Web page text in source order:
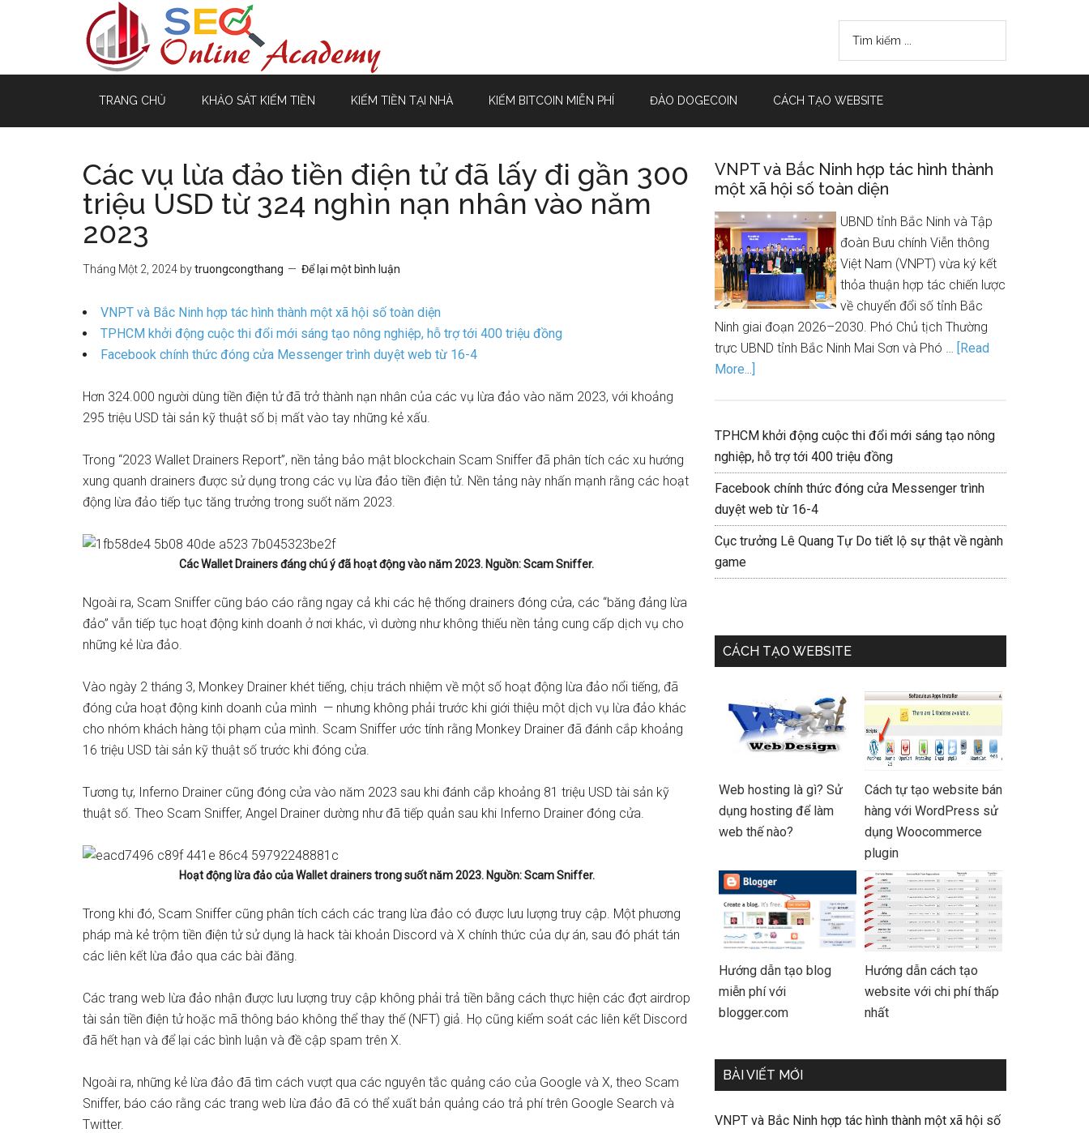
TRANG CHỦ KHẢO SÁT KIẾM TIỀN KIẾM TIỀN TẠI NHÀ KIẾM BITCOIN MIỄN PHÍ ĐÀO DOGECOIN CÁCH TẠO WEBSITE
Các vụ lừa đảo tiền điện tử đã lấy đi gần 300
triệu USD từ 324 nghìn nạn nhân vào năm
2023
Tháng Một 2, 2024 bytruongcongthang Để lại một bình luận
VNPT và Bắc Ninh hợp tác hình thành một xã hội số toàn diện
TPHCM khởi động cuộc thi đổi mới sáng tạo nông nghiệp, hỗ trợ tới 400 triệu đồng
Facebook chính thức đóng cửa Messenger trình duyệt web từ 16-4
Hơn 324.000 người dùng tiền điện tử đã trở thành nạn nhân của các vụ lừa đảo vào năm 2023, với khoảng
295 triệu USD tài sản kỹ thuật số bị mất vào tay những kẻ xấu.
Trong “2023 Wallet Drainers Report”, nền tảng bảo mật blockchain Scam Sniffer đã phân tích các xu hướng
xung quanh drainers được sử dụng trong các vụ lừa đảo tiền điện tử. Nền tảng này nhấn mạnh rằng các hoạt
động lừa đảo tiếp tục tăng trưởng trong suốt năm 2023.
Các Wallet Drainers đáng chú ý đã hoạt động vào năm 2023. Nguồn: Scam Sniffer.
Ngoài ra, Scam Sniffer cũng báo cáo rằng ngay cả khi các hệ thống drainers đóng cửa, các “băng đảng lừa
đảo” vẫn tiếp tục hoạt động kinh doanh ở nơi khác, vì dường như không thiếu nền tảng cung cấp dịch vụ cho
những kẻ lừa đảo.
Vào ngày 2 tháng 3, Monkey Drainer khét tiếng, chịu trách nhiệm về một số hoạt động lừa đảo nổi tiếng, đã
đóng cửa hoạt động kinh doanh của mình — nhưng không phải trước khi giới thiệu một dịch vụ lừa đảo khác
cho nhóm khách hàng tội phạm của mình. Scam Sniffer ước tính rằng Monkey Drainer đã đánh cắp khoảng
16 triệu USD tài sản kỹ thuật số trước khi đóng cửa.
Tương tự, Inferno Drainer cũng đóng cửa vào năm 2023 sau khi đánh cắp khoảng 81 triệu USD tài sản kỹ
thuật số. Theo Scam Sniffer, Angel Drainer dường như đã tiếp quản sau khi Inferno Drainer đóng cửa.
Hoạt động lừa đảo của Wallet drainers trong suốt năm 2023. Nguồn: Scam Sniffer.
Trong khi đó, Scam Sniffer cũng phân tích cách các trang lừa đảo có được lưu lượng truy cập. Một phương
pháp mà kẻ trộm tiền điện tử sử dụng là hack tài khoản Discord và X chính thức của dự án, sau đó phát tán
các liên kết lừa đảo qua các bài đăng.
Các trang web lừa đảo nhận được lưu lượng truy cập không phải trả tiền bằng cách thực hiện các đợt airdrop
tài sản tiền điện tử hoặc mã thông báo không thể thay thế (NFT) giả. Họ cũng kiểm soát các liên kết Discord
đã hết hạn và để lại các bình luận và đề cập spam trên X.
Ngoài ra, những kẻ lừa đảo đã tìm cách vượt qua các nguyên tắc quảng cáo của Google và X, theo Scam
Sniffer, báo cáo rằng các trang web lừa đảo đã có thể xuất bản quảng cáo trả phí trên Google Search và
Twitter.
VNPT và Bắc Ninh hợp tác hình thành
một xã hội số toàn diện
UBND tỉnh Bắc Ninh và Tập
đoàn Bưu chính Viễn thông
Việt Nam (VNPT) vừa ký kết
thỏa thuận hợp tác chiến lược
về chuyển đổi số tỉnh Bắc
Ninh giai đoạn 2026–2030. Phó Chủ tịch Thường
trực UBND tỉnh Bắc Ninh Mai Sơn và Phó … [Read
More...]
TPHCM khởi động cuộc thi đổi mới sáng tạo nông
nghiệp, hỗ trợ tới 400 triệu đồng
Facebook chính thức đóng cửa Messenger trình
duyệt web từ 16-4
Cục trưởng Lê Quang Tự Do tiết lộ sự thật về ngành
game
CÁCH TẠO WEBSITE
Web hosting là gì? Sử
dụng hosting để làm
web thế nào?
Cách tự tạo website bán
hàng với WordPress sử
dụng Woocommerce
plugin
Hướng dẫn tạo blog
miễn phí với
blogger.com
Hướng dẫn cách tạo
website với chi phí thấp
nhất
BÀI VIẾT MỚI
VNPT và Bắc Ninh hợp tác hình thành một xã hội số